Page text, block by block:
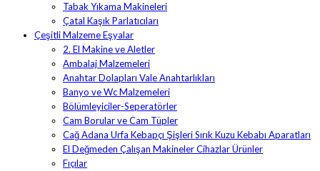
Tabak Yıkama Makineleri
Çatal Kaşık Parlatıcıları
Çeşitli Malzeme Eşyalar
2. El Makine ve Aletler
Ambalaj Malzemeleri
Anahtar Dolapları Vale Anahtarlıkları
Banyo ve Wc Malzemeleri
Bölümleyiciler-Seperatörler
Cam Borular ve Cam Tüpler
Cağ Adana Urfa Kebapçı Şişleri Sırık Kuzu Kebabı Aparatları
El Değmeden Çalışan Makineler Cihazlar Ürünler
Fıçılar